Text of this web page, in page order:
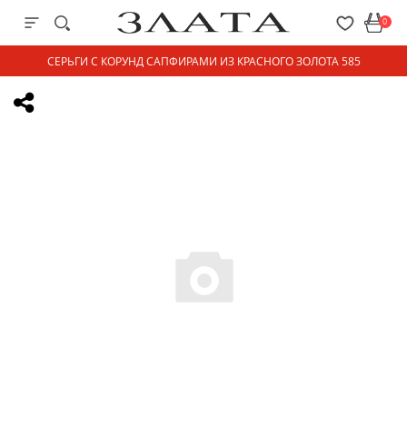
0
СЕРЬГИ С КОРУНД САПФИРАМИ ИЗ КРАСНОГО ЗОЛОТА 585